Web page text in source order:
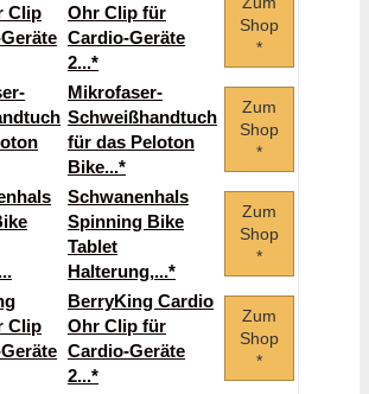
Ohr Clip für
Cardio-Geräte
2...*
Shop
*
Mikrofaser-
Schweißhandtuch
für das Peloton
Bike...*
Zum
Shop
*
Schwanenhals
Spinning Bike
Tablet
Halterung,...*
Zum
Shop
*
BerryKing Cardio
Ohr Clip für
Cardio-Geräte
2...*
Zum
Shop
*